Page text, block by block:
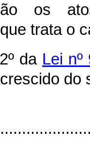
os
trata o
da Lei
do